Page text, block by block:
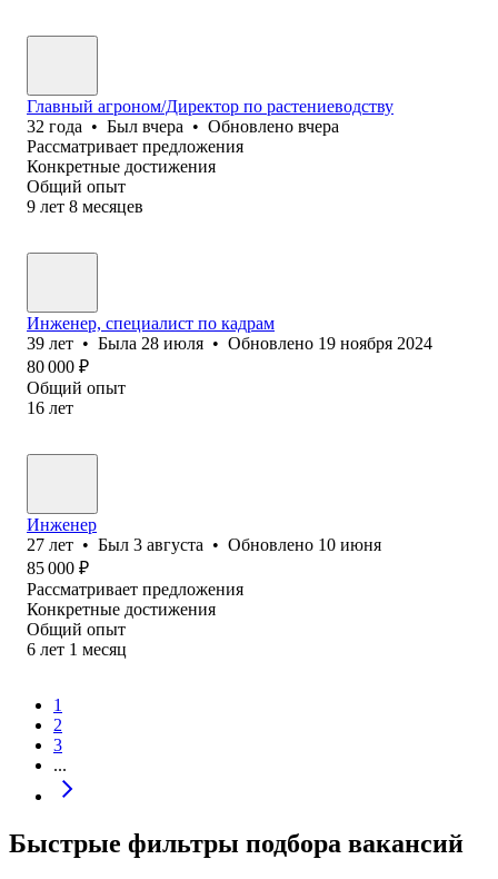
Главный агроном/Директор по растениеводству
32 года • Был вчера • Обновлено вчера
Рассматривает предложения
Конкретные достижения
Общий опыт
9 лет 8 месяцев
Инженер, специалист по кадрам
39 лет • Была 28 июля • Обновлено 19 ноября 2024
80 000 ₽
Общий опыт
16 лет
Инженер
27 лет • Был 3 августа • Обновлено 10 июня
85 000 ₽
Рассматривает предложения
Конкретные достижения
Общий опыт
6 лет 1 месяц
1
2
3
...
Быстрые фильтры подбора вакансий